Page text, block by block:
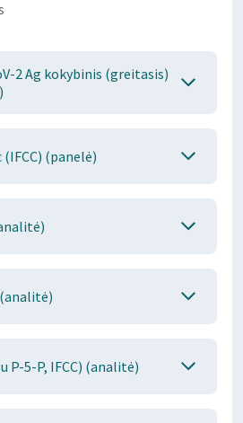
2 Ag kokybinis (greitasis)
(IFCC) (panelė)
P-5-P, IFCC) (analitė)